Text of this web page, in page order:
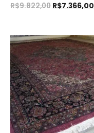
R$9.822,00 R$7.366,00